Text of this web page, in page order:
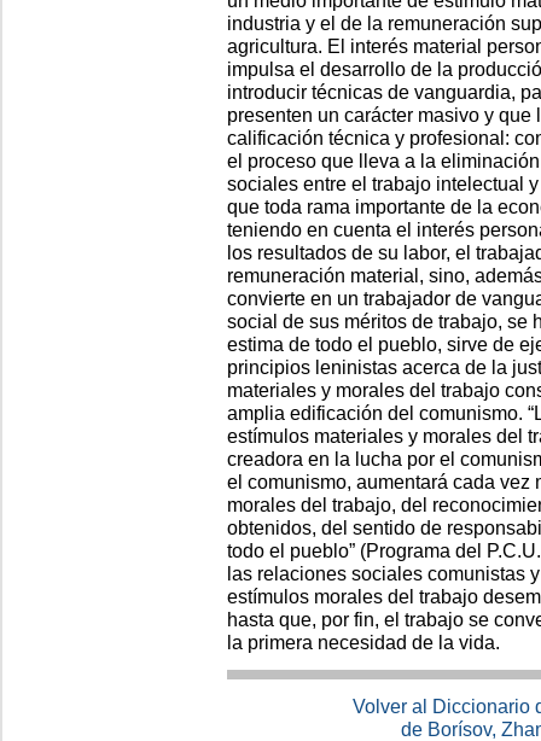
industria y el de la remuneración
agricultura. El interés material
impulsa el desarrollo de la
introducir técnicas de vanguardia,
presenten un carácter masivo y
calificación técnica y profesional:
el proceso que lleva a la
sociales entre el trabajo intelectual
que toda rama importante de la
teniendo en cuenta el interés
los resultados de su labor, el
remuneración material, sino,
convierte en un trabajador de
social de sus méritos de trabajo, se
estima de todo el pueblo, sirve de
principios leninistas acerca de la
materiales y morales del trabajo
amplia edificación del comunismo.
estímulos materiales y morales del
creadora en la lucha por el
el comunismo, aumentará cada
morales del trabajo, del
obtenidos, del sentido de
todo el pueblo” (Programa del
las relaciones sociales comunistas
estímulos morales del trabajo
hasta que, por fin, el trabajo se
la primera necesidad de la vida.
Volver al Diccionario
de Borísov,